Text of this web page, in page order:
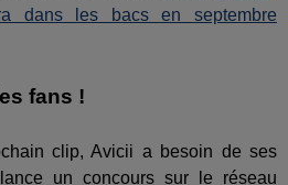
dans les bacs en septembre
fans !
clip, Avicii a besoin de ses
un concours sur le réseau